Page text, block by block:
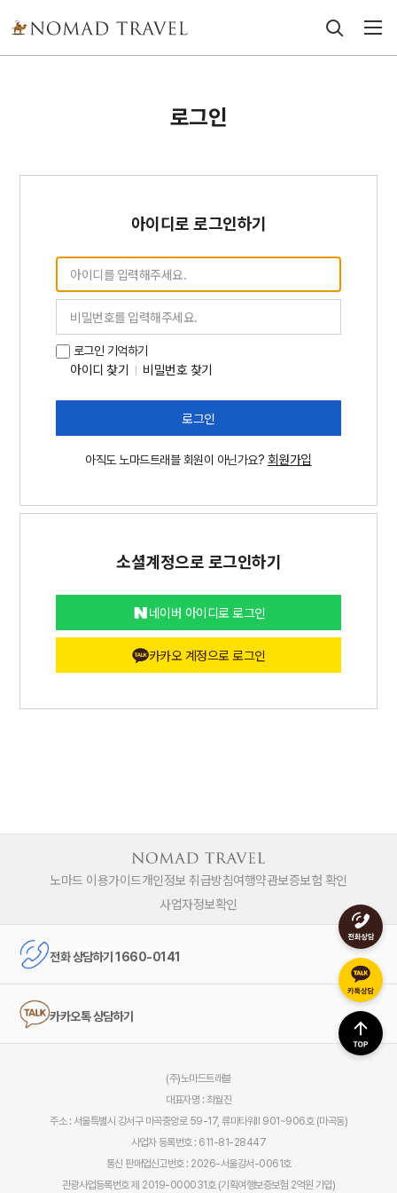
로그인
아이디로 로그인하기
로그인 기억하기
아이디 찾기 비밀번호 찾기
로그인
아직도 노마드트래블 회원이 아닌가요? 회원가입
소셜계정으로 로그인하기
네이버 아이디로 로그인
카카오 계정으로 로그인
노마드 이용가이드개인정보 취급방침여행약관보증보험 확인
사업자정보확인
전화 상담하기 1660-0141
카카오톡 상담하기
(주)노마드트래블
대표자명 : 최월진
주소 : 서울특별시 강서구 마곡중앙로 59-17, 류마타워Ⅱ 901~906호 (마곡동)
사업자 등록번호 : 611-81-28447
통신 판매업신고번호 : 2026-서울강서-0061호
관광사업등록번호 제 2019-000031호 (기획여행보증보험 2억원 가입)